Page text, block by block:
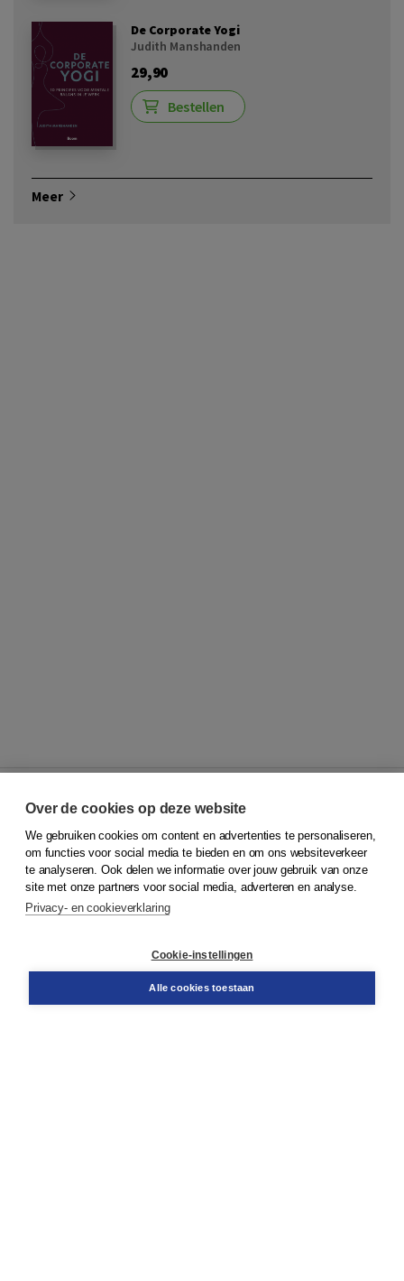
De Corporate Yogi
Judith Manshanden
29,90
Bestellen
Meer
© 2026Koninklijke Boom uitgevers
Klantenservice
Service & informatie
Contact
Over de cookies op deze website
We gebruiken cookies om content en advertenties te personaliseren,
om functies voor social media te bieden en om ons websiteverkeer
te analyseren. Ook delen we informatie over jouw gebruik van onze
site met onze partners voor social media, adverteren en analyse.
Privacy- en cookieverklaring
Cookie-instellingen
Alle cookies toestaan